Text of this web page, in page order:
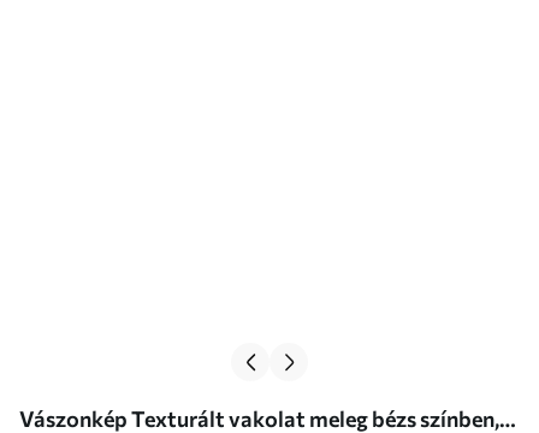
Vászonkép Texturált vakolat meleg bézs színben,